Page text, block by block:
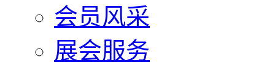
会员风采
展会服务